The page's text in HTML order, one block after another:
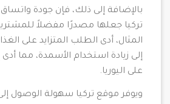
بالإضافة إلى ذلك، فإن جودة واتساق
تركيا جعلها مصدرًا مفضلاً
المثال، أدى الطلب المتزايد على
إلى زيادة استخدام الأسمدة، مما أدى
على اليوريا.
ويوفر موقع تركيا سهولة الوصول